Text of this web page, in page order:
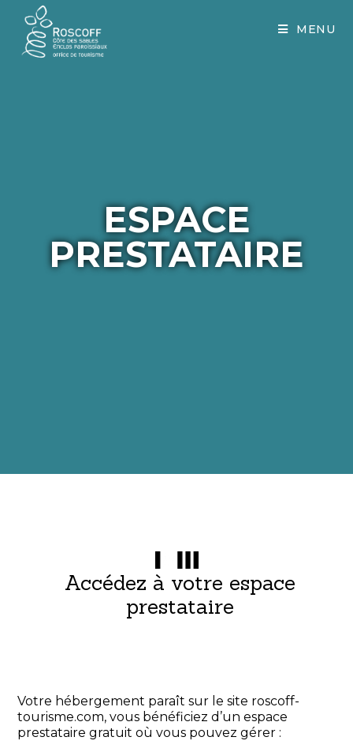
MENU
ESPACE
PRESTATAIRE
Accédez à votre espace
prestataire
Votre hébergement paraît sur le site roscoff-
tourisme.com, vous bénéficiez d’un espace
prestataire gratuit où vous pouvez gérer :
Cookies management panel